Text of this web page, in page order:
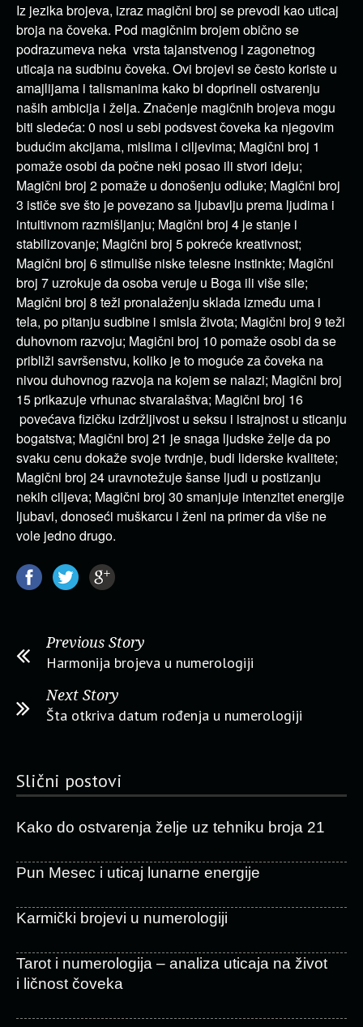
Iz jezika brojeva, izraz magični broj se prevodi kao uticaj
broja na čoveka. Pod magičnim brojem obično se
podrazumeva neka vrsta tajanstvenog i zagonetnog
uticaja na sudbinu čoveka. Ovi brojevi se često koriste u
amajlijama i talismanima kako bi doprineli ostvarenju
naših ambicija i želja. Značenje magičnih brojeva mogu
biti sledeća: 0 nosi u sebi podsvest čoveka ka njegovim
budućim akcijama, mislima i ciljevima; Magični broj 1
pomaže osobi da počne neki posao ili stvori ideju;
Magični broj 2 pomaže u donošenju odluke; Magični broj
3 ističe sve što je povezano sa ljubavlju prema ljudima i
intuitivnom razmišljanju; Magični broj 4 je stanje i
stabilizovanje; Magični broj 5 pokreće kreativnost;
Magični broj 6 stimuliše niske telesne instinkte; Magični
broj 7 uzrokuje da osoba veruje u Boga ili više sile;
Magični broj 8 teži pronalaženju sklada između uma i
tela, po pitanju sudbine i smisla života; Magični broj 9 teži
duhovnom razvoju; Magični broj 10 pomaže osobi da se
približi savršenstvu, koliko je to moguće za čoveka na
nivou duhovnog razvoja na kojem se nalazi; Magični broj
15 prikazuje vrhunac stvaralaštva; Magični broj 16
povećava fizičku izdržljivost u seksu i istrajnost u sticanju
bogatstva; Magični broj 21 je snaga ljudske želje da po
svaku cenu dokaže svoje tvrdnje, budi liderske kvalitete;
Magični broj 24 uravnotežuje šanse ljudi u postizanju
nekih ciljeva; Magični broj 30 smanjuje intenzitet energije
ljubavi, donoseći muškarcu i ženi na primer da više ne
vole jedno drugo.
Previous Story
Harmonija brojeva u numerologiji
Next Story
Šta otkriva datum rođenja u numerologiji
Slični postovi
Kako do ostvarenja želje uz tehniku broja 21
Pun Mesec i uticaj lunarne energije
Karmički brojevi u numerologiji
Tarot i numerologija – analiza uticaja na život
i ličnost čoveka